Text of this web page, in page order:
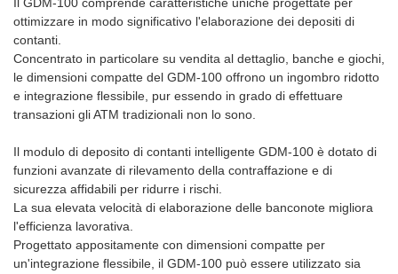
Il GDM-100 comprende caratteristiche uniche progettate per
ottimizzare in modo significativo l'elaborazione dei depositi di
contanti.
Concentrato in particolare su vendita al dettaglio, banche e giochi,
le dimensioni compatte del GDM-100 offrono un ingombro ridotto
e integrazione flessibile, pur essendo in grado di effettuare
transazioni gli ATM tradizionali non lo sono.
Il modulo di deposito di contanti intelligente GDM-100 è dotato di
funzioni avanzate di rilevamento della contraffazione e di
sicurezza affidabili per ridurre i rischi.
La sua elevata velocità di elaborazione delle banconote migliora
l'efficienza lavorativa.
Progettato appositamente con dimensioni compatte per
un'integrazione flessibile, il GDM-100 può essere utilizzato sia
affidabili per ridurre i rischi.La
sua elevata velocità di
elaborazione delle banconote
migliora l'efficienza
lavorativa.Appositamente
progettato con dimensioni
flessibile, il GDM-100 può
essere utilizzato come modulo
autonomo o come parte di una
soluzione CDM/ATM/self-
service.
gamma di widget (plugin) per
monitorare le operazioni,
ricevere notifiche e generare
report. Personalizza il tuo
spazio di lavoro per una
gestione della liquidità più
rapida ed efficiente.